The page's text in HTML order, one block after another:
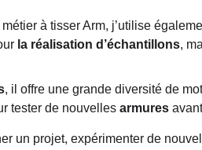
à tisser Arm, j’utilise
la réalisation d’échantillons,
, il offre une grande diversité de
tester de nouvelles armures
un projet, expérimenter de